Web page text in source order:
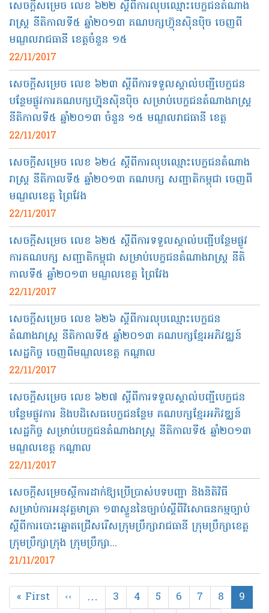
សេចក្ដី​សម្រេច​​ លេខ ៦២២ ស្ដីពី​ការ​លុប​ឈ្មោះ​បេក្ខជន​តំណាង​
រាស្ត្រ នីតិកាលទី​៥ ឆ្នាំ​២០១៣ គណបក្សហ៊្វុន​​ស៊ិន​ប៉ិច ចេញពី​
មណ្ឌលរាជធានី ខេត្ត​ចំនួន​ ១៥
22/11/2017
សេចក្ដី​សម្រេច​​ លេខ ៦២៣ ស្ដីពី​ការ​ទទួល​ស្គាល់​បញ្ជី​បេក្ខជន
បន្ថែម​ផ្លូវការ​គណបក្សហ្វ៊ុនស៊ិនប៉ិច សម្រាប់​បេក្ខជន​តំណាងរាស្ត្រ
នីតិកាលទី​៥ ឆ្នាំ​២០១៣ ចំនួន​ ១៥ មណ្ឌល​រាជធានី ខេត្ត​
22/11/2017
សេចក្ដី​សម្រេច លេខ ៦២៤ ស្ដីពី​ការ​លុប​ឈ្មោះ​បេក្ខជន​តំណាង​
រាស្ត្រ​ នីតិកាល​ទី​៥ ឆ្នាំ​២០១៣ គណបក្ស សញ្ជាតិ​កម្ពុជា ចេញពី
មណ្ឌល​ខេត្ត ព្រៃវែង​
22/11/2017
សេចក្ដី​សម្រេច លេខ ៦២៥ ស្ដីពី​ការ​ទទួល​ស្គាល់​បញ្ជី​បន្ថែម​ផ្លូវ
ការគណបក្ស​ សញ្ជាតិ​កម្ពុជា សម្រាប់​បេក្ខជន​តំណាង​រាស្ត្រ នីតិ
កាល​ទី​៥ ឆ្នាំ​២០១៣ មណ្ឌលខេត្ត​ ព្រៃវែង
22/11/2017
សេចក្ដី​សម្រេច លេខ ៦២៦ ស្ដីពី​ការ​លុប​ឈ្មោះ​បេក្ខជន​
តំណាងរាស្ត្រ​ នីតិកាល​ទី​៥ ឆ្នាំ​២០១៣ គណបក្ស​ខ្មែរ​អភិវឌ្ឈន៍​
សេដ្ឋកិច្ច ចេញពី​មណ្ឌល​ខេត្ត​ កណ្ដាល​
22/11/2017
សេចក្ដី​សម្រេច លេខ ៦២៧ ស្ដីពី​ការ​ទទួល​ស្គាល់​បញ្ជី​បេក្ខជន​
បន្ថែម​ផ្លូវការ​ និង​បដិសេធ​បេក្ខជន​ន្ថែម​ គណបក្ស​ខ្មែរ​អភិវឌ្ឈន៍​
សេដ្ឋកិច្ច​ សម្រាប់​បេក្ខជន​តំណាង​រាស្ត្រ​ នីតិកាល​ទី​៥ ឆ្នាំ​២០១៣
មណ្ឌល​ខេត្ត​ កណ្ដាល​
22/11/2017
សេចក្ដី​​សម្រេច​​​ស្ដី​ការ​ដាក់​ឱ្យ​ប្រើប្រាស់​បទបញ្ជា​ និង​និតិវិធី
សម្រាប់​ការ​អនុវត្ត​មាត្រា​ ១៣​ស្ទួន​នៃ​ច្បាប់​ស្ដីពី​វិសោធនកម្ម​ច្បាប់​
ស្ដីពី​ការ​បោះ​ឆ្នោត​ជ្រើសរើស​ក្រុម​ប្រឹក្សា​រាជ​ធានី ក្រុមប្រឹក្សា​ខេត្ត​
ក្រុមប្រឹក្សា​ក្រុង​ ក្រុម​ប្រឹក្សា​...
21/11/2017
Pagination
First
« First
Previous
‹‹ … Page
3 Page
4 Page
5 Page
6 Page
7 Page
8
9